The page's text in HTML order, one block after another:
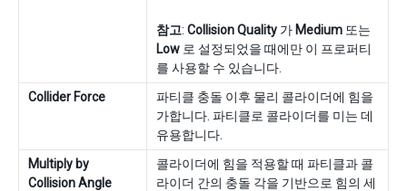
참고: Collision Quality 가 Medium 또는
Low 로 설정되었을 때에만 이 프로퍼티
를 사용할 수 있습니다.
Collider Force
파티클 충돌 이후 물리 콜라이더에 힘을
가합니다. 파티클로 콜라이더를 미는 데
유용합니다.
Multiply by
Collision Angle
콜라이더에 힘을 적용할 때 파티클과 콜
라이더 간의 충돌 각을 기반으로 힘의 세